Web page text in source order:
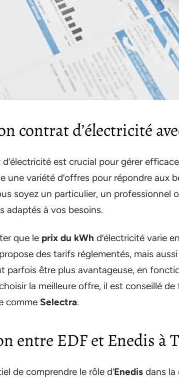
contrat d’électricité
est crucial pour gérer
une variété d’offres pour répondre aux
soyez un particulier, un professionnel
adaptés à vos besoins.
que le prix du kWh d’électricité varie
des tarifs réglementés, mais
parfois être plus avantageuse, en
la meilleure offre, il est conseillé de
comme Selectra.
entre EDF et Enedis à
de comprendre le rôle d’Enedis dans la